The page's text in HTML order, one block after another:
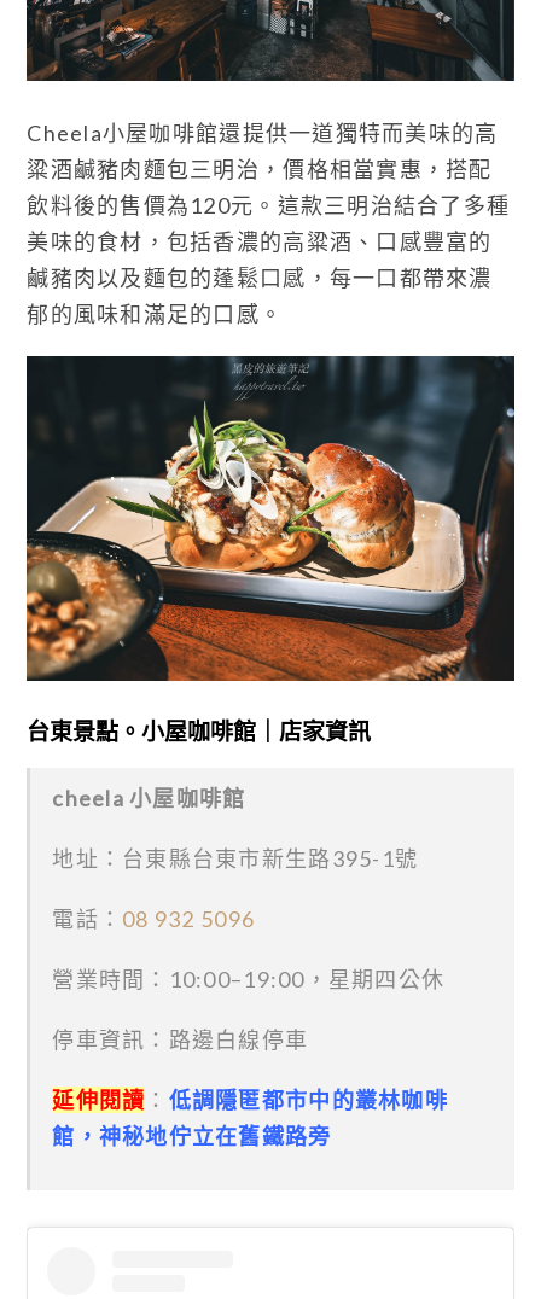
Cheela小屋咖啡館還提供一道獨特而美味的高
粱酒鹹豬肉麵包三明治，價格相當實惠，搭配
飲料後的售價為120元。這款三明治結合了多種
美味的食材，包括香濃的高粱酒、口感豐富的
鹹豬肉以及麵包的蓬鬆口感，每一口都帶來濃
郁的風味和滿足的口感。
台東景點。小屋咖啡館｜店家資訊
cheela 小屋咖啡館
地址：台東縣台東市新生路395-1號
電話： 08 932 5096
營業時間：10:00–19:00，星期四公休
停車資訊：路邊白線停車
延伸閱讀 ： 低調隱匿都市中的叢林咖啡
館，神秘地佇立在舊鐵路旁